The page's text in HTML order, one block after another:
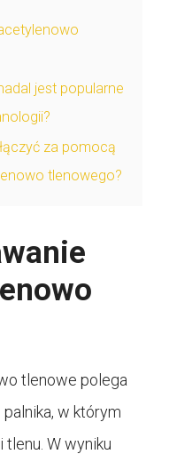
jest popularne
za pomocą
tlenowego?
tlenowe polega
w którym
W wyniku